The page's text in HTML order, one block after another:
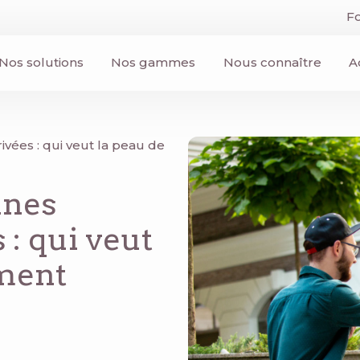
solutions Nos gammes Nous connaître
: qui veut la peau de
: qui veut